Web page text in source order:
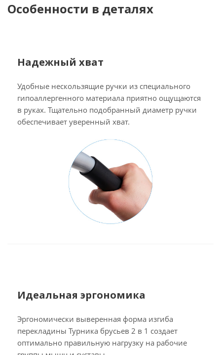
Особенности в деталях
Надежный хват
Удобные нескользящие ручки из специального
гипоаллергенного материала приятно ощущаются
в руках. Тщательно подобранный диаметр ручки
обеспечивает уверенный хват.
Идеальная эргономика
Эргономически выверенная форма изгиба
перекладины Турника брусьев 2 в 1 создает
оптимально правильную нагрузку на рабочие